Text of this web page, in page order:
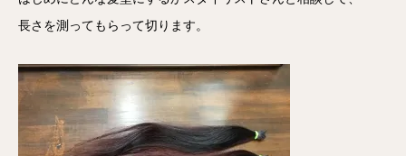
長さを測ってもらって切ります。